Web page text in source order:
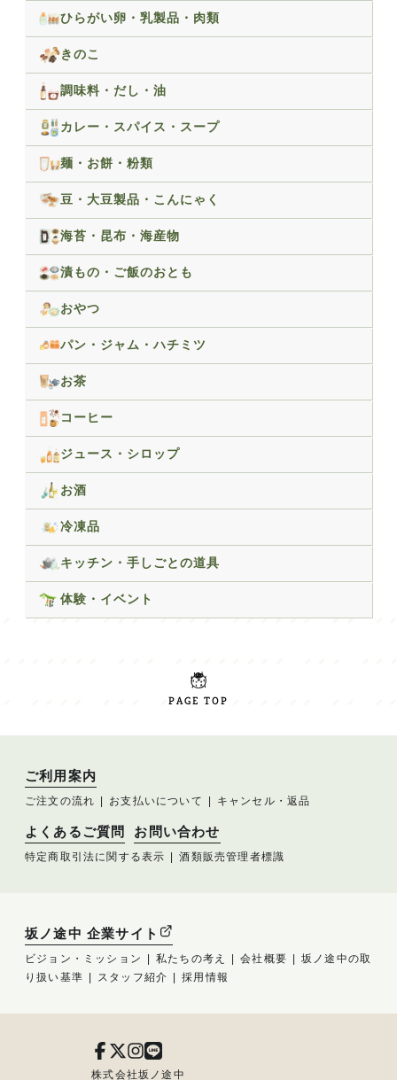
ひらがい卵・乳製品・肉類
きのこ
調味料・だし・油
カレー・スパイス・スープ
麺・お餅・粉類
豆・大豆製品・こんにゃく
海苔・昆布・海産物
漬もの・ご飯のおとも
おやつ
パン・ジャム・ハチミツ
お茶
コーヒー
ジュース・シロップ
お酒
冷凍品
キッチン・手しごとの道具
体験・イベント
PAGE TOP
ご利用案内
ご注文の流れ お支払いについて キャンセル・返品
よくあるご質問 お問い合わせ
特定商取引法に関する表示 酒類販売管理者標識
坂ノ途中 企業サイト
ビジョン・ミッション 私たちの考え 会社概要
坂ノ途中の取
り扱い基準
スタッフ紹介 採用情報
株式会社坂ノ途中